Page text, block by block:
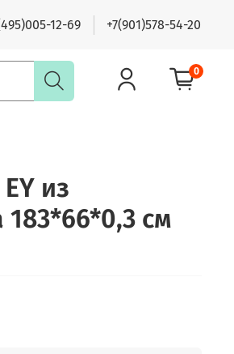
12-69 +7(901)578-54-20
0
из
см